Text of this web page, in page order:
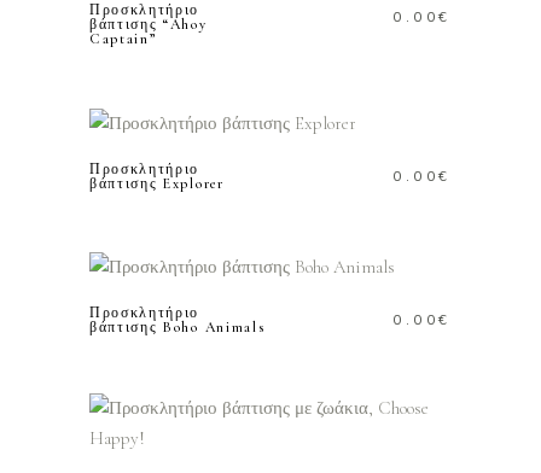
Προσκλητήριο
βάπτισης “Ahoy
Captain”
0.00€
Προσκλητήριο
βάπτισης Explorer
0.00€
Προσκλητήριο
βάπτισης Boho Animals
0.00€
ΠΡΟΣΘΗΚΗ ΣΤΟ